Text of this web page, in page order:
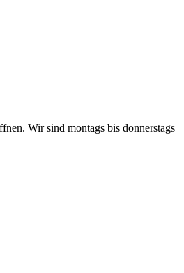
Wir sind montags bis donnerstags